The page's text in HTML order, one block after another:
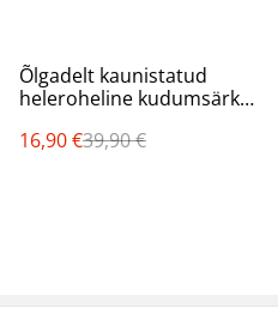
%
Õlgadelt kaunistatud
heleroheline kudumsärk
16,90 €39,90 €